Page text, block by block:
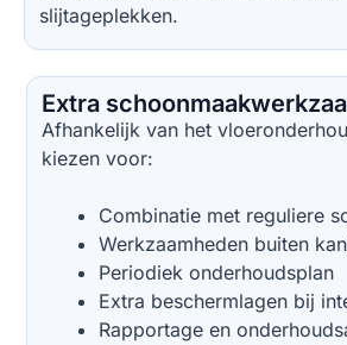
slijtageplekken.
Extra
Afhankelijk van het
kiezen voor:
Combinatie met reguliere
Werkzaamheden buiten
Periodiek onderhoudsplan
Extra beschermlagen bij
Rapportage en